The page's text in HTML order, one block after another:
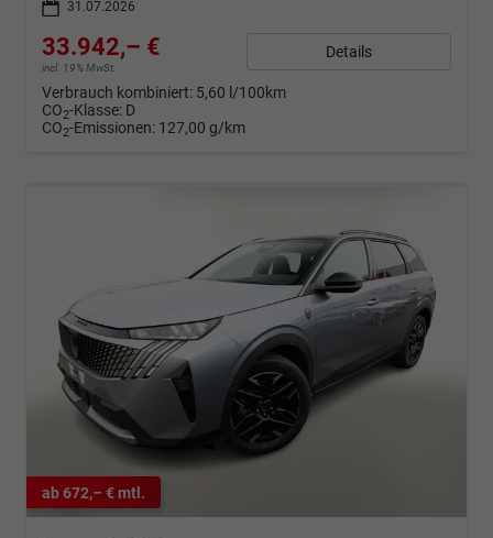
31.07.2026
33.942,– €
incl. 19% MwSt.
Details
Verbrauch kombiniert: 5,60 l/100km
CO2-Klasse: D
CO2-Emissionen: 127,00 g/km
ab 672,– € mtl.